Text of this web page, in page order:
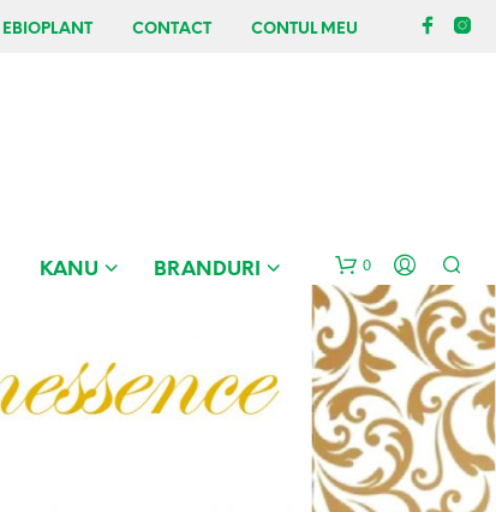
EBIOPLANT CONTACT CONTUL MEU
KANU BRANDURI 0